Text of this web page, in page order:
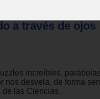
a través de ojos
increíbles, parábolas
nos desvela, de forma
de las Ciencias.